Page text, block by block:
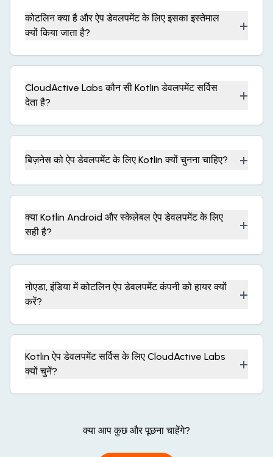
कोटलिन क्या है और ऐप डेवलपमेंट के लिए इसका इस्तेमाल
क्यों किया जाता है?
+
CloudActive Labs कौन सी Kotlin डेवलपमेंट सर्विस
देता है?
+
बिज़नेस को ऐप डेवलपमेंट के लिए Kotlin क्यों चुनना चाहिए? +
क्या Kotlin Android और स्केलेबल ऐप डेवलपमेंट के लिए
सही है?
+
नोएडा, इंडिया में कोटलिन ऐप डेवलपमेंट कंपनी को हायर क्यों
करें?
+
Kotlin ऐप डेवलपमेंट सर्विस के लिए CloudActive Labs
क्यों चुनें?
+
क्या आप कुछ और पूछना चाहेंगे?